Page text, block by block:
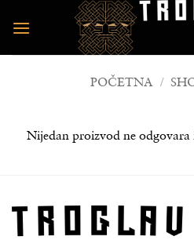
POČETNA /
Nijedan proizvod ne